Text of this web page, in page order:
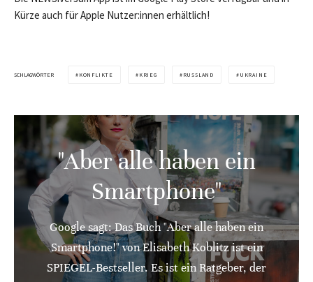
Kürze auch für Apple Nutzer:innen erhältlich!
SCHLAGWÖRTER KONFLIKTE KRIEG RUSSLAND UKRAINE
"Aber alle haben ein
Smartphone"
Google sagt: Das Buch "Aber alle haben ein
Smartphone!" von Elisabeth Koblitz ist ein
SPIEGEL-Bestseller. Es ist ein Ratgeber, der